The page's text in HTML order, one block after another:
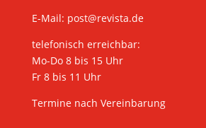
E-Mail: post@revista.de
telefonisch erreichbar:
Mo-Do 8 bis 15 Uhr
Fr 8 bis 11 Uhr
Termine nach Vereinbarung